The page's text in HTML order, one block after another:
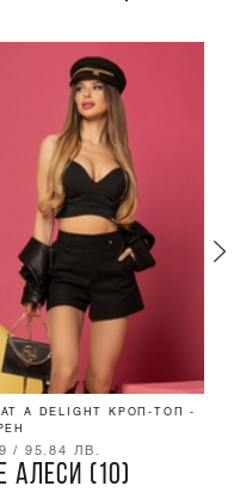
A DELIGHT КРОП-ТОП -
/ 95.84 ЛВ.
АЛЕСИ (10)